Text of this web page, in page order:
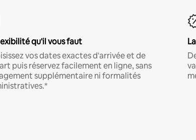
qu'il vous faut
vos dates exactes d'arrivée et de
puis réservez facilement en ligne, sans
supplémentaire ni formalités